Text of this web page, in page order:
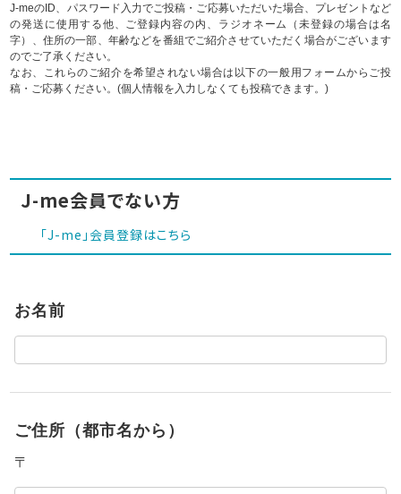
J-meのID、パスワード入力でご投稿・ご応募いただいた場合、プレゼントなど
の発送に使用する他、ご登録内容の内、ラジオネーム（未登録の場合は名
字）、住所の一部、年齢などを番組でご紹介させていただく場合がございます
のでご了承ください。
なお、これらのご紹介を希望されない場合は以下の一般用フォームからご投
稿・ご応募ください。(個人情報を入力しなくても投稿できます。)
J-me会員でない方
「J-me」会員登録はこちら
お名前
ご住所（都市名から）
〒